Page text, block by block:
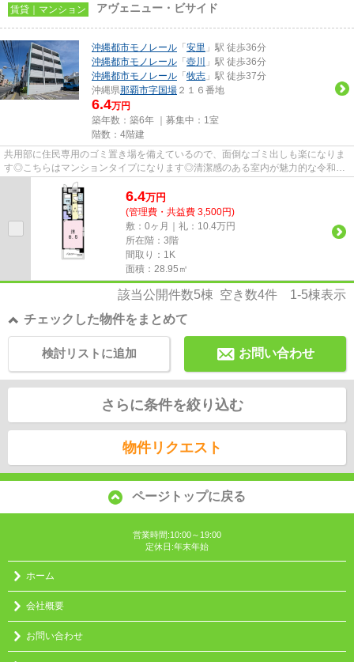
賃貸｜マンション アヴェニュー・ビサイド
沖縄都市モノレール 「 安里 」駅 徒歩36分
沖縄都市モノレール 「 壺川
」駅 徒歩36分
沖縄都市モノレール 「 牧志 」駅 徒歩37分
沖縄県那覇市字国場 ２１６番地
6.4万円
築年数：築6年 ｜募集中： 1室
階数：4階建
共用部に住民専用のゴミ置き場を備えているので、面倒なゴミ出しも楽になりま
す◎こちらはマンションタイプになります◎清潔感のある室内が魅力的な令和2
年築の物件となっており、一押し...
6.4万円
(管理費・共益費 3,500円)
敷：0ヶ月｜礼：10.4万円
所在階：3階
間取り：1K
面積：28.95㎡
該当公開件数5棟 空き数4件 1-5棟表示
チェックした物件をまとめて
お問い合わせ
検討リストに追加
さらに条件を絞り込む
物件リクエスト
ページトップに戻る
営業時間:10:00～19:00
定休日:年末年始
ホーム
会社概要
お問い合わせ